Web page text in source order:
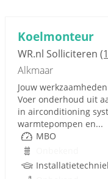
Koelmonteur
WR.nl Solliciteren
Alkmaar
Jouw
Voer onderhoud uit
in airconditioning
warmtepompen en...
MBO